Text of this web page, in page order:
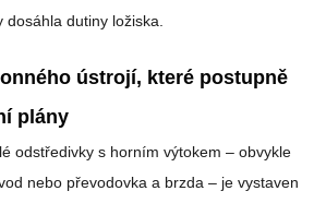
dutiny ložiska.
ústrojí, které postupně
plány
odstředivky s horním výtokem – obvykle
nebo převodovka a brzda – je vystaven